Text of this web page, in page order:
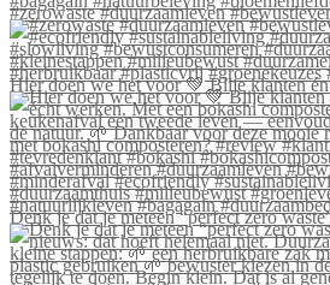
#zerowaste #duurzaamleven
Hier doen we het voor 💚 Blije klanten
Denk je dat je meteen “perfect zero